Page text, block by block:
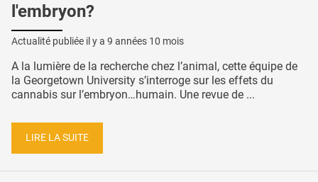
l'embryon?
Actualité publiée il y a 9 années 10 mois
A la lumière de la recherche chez l’animal, cette équipe de
la Georgetown University s’interroge sur les effets du
cannabis sur l’embryon…humain. Une revue de ...
LIRE LA SUITE